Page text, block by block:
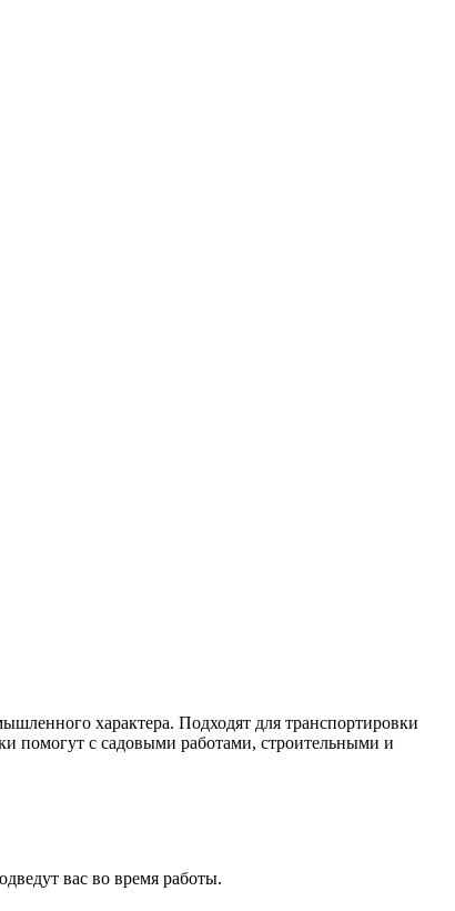
характера. Подходят для транспортировки
помогут с садовыми работами, строительными и
вас во время работы.